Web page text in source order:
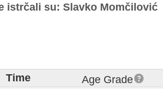
istrčali su: Slavko Momčilović
Time Age Grade